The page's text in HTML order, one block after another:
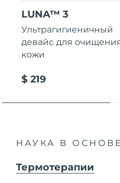
LUNA™ 3
Ультрагигиеничный
девайс для
кожи
$ 219
НАУКА В
Термотерапии